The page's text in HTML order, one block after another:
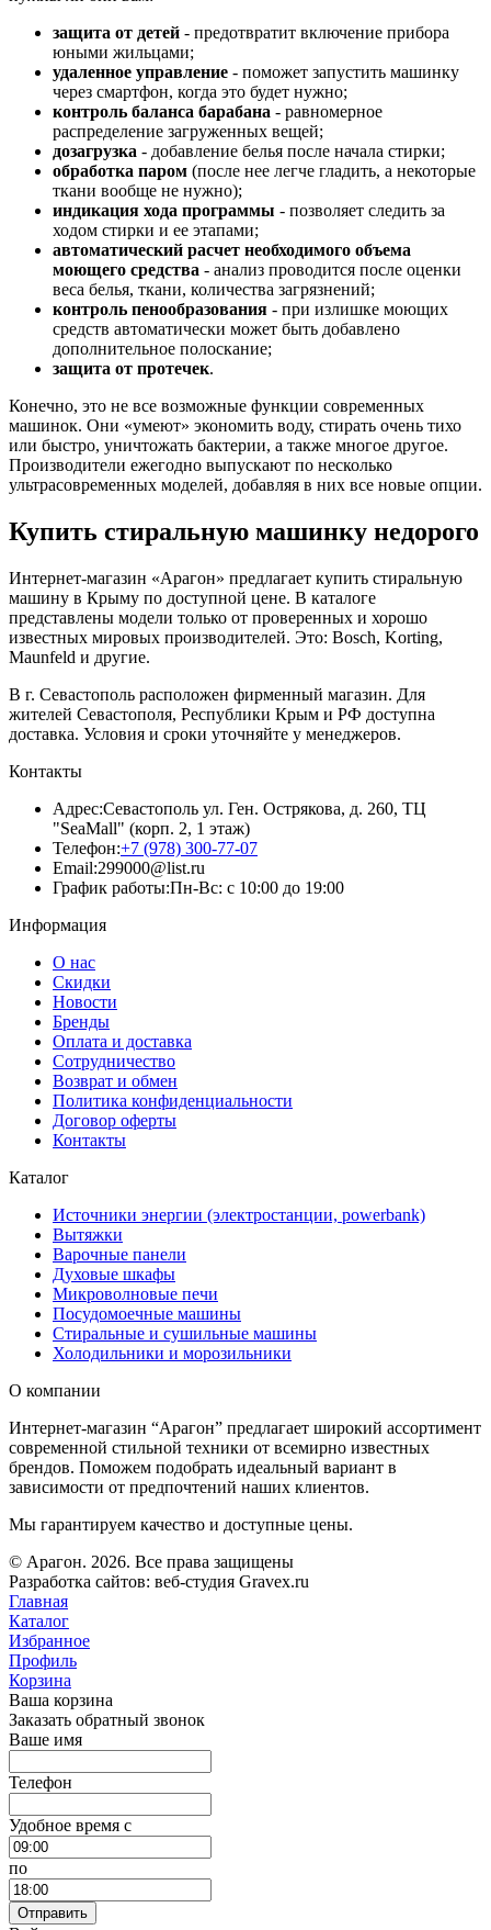
защита от детей - предотвратит включение прибора
юными жильцами;
удаленное управление - поможет запустить машинку
через смартфон, когда это будет нужно;
контроль баланса барабана - равномерное
распределение загруженных вещей;
дозагрузка - добавление белья после начала стирки;
обработка паром (после нее легче гладить, а некоторые
ткани вообще не нужно);
индикация хода программы - позволяет следить за
ходом стирки и ее этапами;
автоматический расчет необходимого объема
моющего средства - анализ проводится после оценки
веса белья, ткани, количества загрязнений;
контроль пенообразования - при излишке моющих
средств автоматически может быть добавлено
дополнительное полоскание;
защита от протечек.
Конечно, это не все возможные функции современных
машинок. Они «умеют» экономить воду, стирать очень тихо
или быстро, уничтожать бактерии, а также многое другое.
Производители ежегодно выпускают по несколько
ультрасовременных моделей, добавляя в них все новые опции.
Купить стиральную машинку недорого
Интернет-магазин «Арагон» предлагает купить стиральную
машину в Крыму по доступной цене. В каталоге
представлены модели только от проверенных и хорошо
известных мировых производителей. Это: Bosch, Korting,
Maunfeld и другие.
В г. Севастополь расположен фирменный магазин. Для
жителей Севастополя, Республики Крым и РФ доступна
доставка. Условия и сроки уточняйте у менеджеров.
Контакты
Адрес:Севастополь ул. Ген. Острякова, д. 260, ТЦ
"SeaMall" (корп. 2, 1 этаж)
Телефон:+7 (978) 300-77-07
Email:299000@list.ru
График работы:Пн-Вс: с 10:00 до 19:00
Информация
О нас
Скидки
Новости
Бренды
Оплата и доставка
Сотрудничество
Возврат и обмен
Политика конфиденциальности
Договор оферты
Контакты
Каталог
Источники энергии (электростанции, powerbank)
Вытяжки
Варочные панели
Духовые шкафы
Микроволновые печи
Посудомоечные машины
Стиральные и сушильные машины
Холодильники и морозильники
О компании
Интернет-магазин “Арагон” предлагает широкий ассортимент
современной стильной техники от всемирно известных
брендов. Поможем подобрать идеальный вариант в
зависимости от предпочтений наших клиентов.
Мы гарантируем качество и доступные цены.
© Арагон. 2026. Все права защищены
Разработка сайтов: веб-студия Gravex.ru
Главная
Каталог
Избранное
Профиль
Корзина
Ваша корзина
Заказать обратный звонок
Ваше имя
Телефон
Удобное время c
по
Отправить